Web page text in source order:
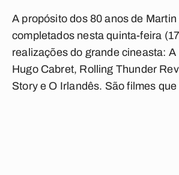
A propósito dos 80 anos de
completados nesta quinta-feira
realizações do grande cineasta: A
Hugo Cabret, Rolling Thunder
Storye O Irlandês. São filmes